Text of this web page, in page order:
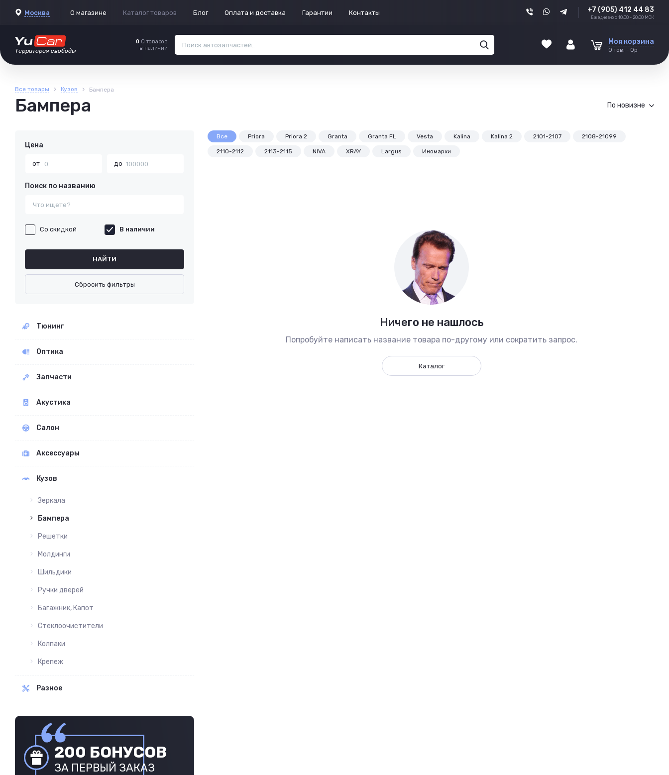
Москва О магазине Каталог товаров Блог Оплата и доставка Гарантии Контакты +7 (905) 412 44 83
Ежедневно с 10:00 - 20:00 МСК
Территория свободы
0 0 товаров
в наличии
Моя корзина
0 тов. - 0р
Все товары › Кузов › Бампера
Бампера По новизне
Цена
от до
Поиск по названию
Со скидкой В наличии
НАЙТИ
Сбросить фильтры
Тюнинг
Оптика
Запчасти
Акустика
Салон
Аксессуары
Кузов
Зеркала
Бампера
Решетки
Молдинги
Шильдики
Ручки дверей
Багажник, Капот
Стеклоочистители
Колпаки
Крепеж
Разное
200 БОНУСОВ
ЗА ПЕРВЫЙ ЗАКАЗ
Все Priora Priora 2 Granta Granta FL Vesta Kalina Kalina 2 2101-2107 2108-21099
2110-2112 2113-2115 NIVA XRAY Largus Иномарки
Ничего не нашлось
Попробуйте написать название товара по-другому или сократить запрос.
Каталог